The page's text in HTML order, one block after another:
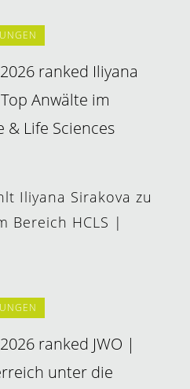
ranked Iliyana
Anwälte im
& Life Sciences
Iliyana Sirakova zu
Bereich HCLS |
ranked JWO |
unter die